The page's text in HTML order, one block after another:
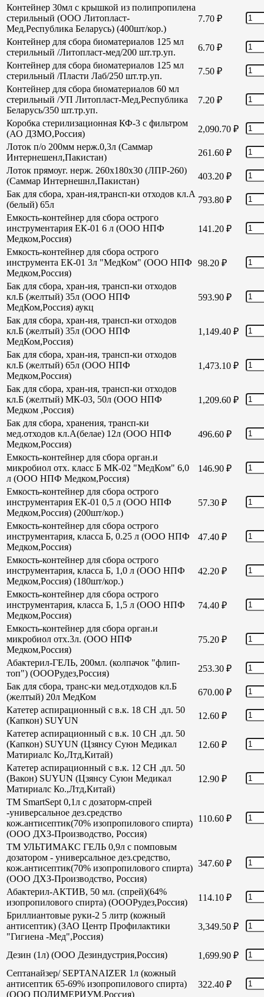
Контейнер 30мл с крышкой из полипропилена
стерильный (ООО Литопласт-
Мед,Республика Беларусь) (400шт/кор.)
7.70 ₽
Контейнер для сбора биоматериалов 125 мл
стерильный /Литопласт-мед/200 шт.тр.уп.
6.70 ₽
Контейнер для сбора биоматериалов 125 мл
стерильный /Пласти Лаб/250 шт.тр.уп.
7.50 ₽
Контейнер для сбора биоматериалов 60 мл
стерильный /УП Литопласт-Мед,Республика
Беларусь/350 шт.тр.уп.
7.20 ₽
Коробка стерилизационная КФ-3 с фильтром
(АО ДЗМО,Россия)
2,090.70 ₽
Лоток п/о 200мм нерж.0,3л (Саммар
Интернешенл,Пакистан)
261.60 ₽
Лоток прямоуг. нерж. 260х180х30 (ЛПР-260)
(Саммар Интернешнл,Пакистан)
403.20 ₽
Бак для сбора, хран-ия,трансп-ки отходов кл.А
(белый) 65л
793.80 ₽
Емкость-контейнер для сбора острого
инструментария ЕК-01 6 л (ООО НПФ
Медком,Россия)
141.20 ₽
Емкость-контейнер для сбора острого
инструмента ЕК-01 3л "МедКом" (ООО НПФ
Медком,Россия)
98.20 ₽
Бак для сбора, хран-ия, трансп-ки отходов
кл.Б (желтый) 35л (ООО НПФ
МедКом,Россия) аукц
593.90 ₽
Бак для сбора, хран-ия, трансп-ки отходов
кл.Б (желтый) 35л (ООО НПФ
МедКом,Россия)
1,149.40 ₽
Бак для сбора, хран-ия, трансп-ки отходов
кл.Б (желтый) 65л (ООО НПФ
Медком,Россия)
1,473.10 ₽
Бак для сбора, хран-ия, трансп-ки отходов
кл.Б (желтый) МК-03, 50л (ООО НПФ
Медком ,Россия)
1,209.60 ₽
Бак для сбора, хранения, трансп-ки
мед.отходов кл.А(белае) 12л (ООО НПФ
Медком,Россия)
496.60 ₽
Емкость-контейнер для сбора орган.и
микробиол отх. класс Б МК-02 "МедКом" 6,0
л (ООО НПФ Медком,Россия)
146.90 ₽
Емкость-контейнер для сбора острого
инструментария ЕК-01 0,5 л (ООО НПФ
Медком,Россия) (200шт/кор.)
57.30 ₽
Емкость-контейнер для сбора острого
инструментария, класса Б, 0.25 л (ООО НПФ
Медком,Россия)
47.40 ₽
Емкость-контейнер для сбора острого
инструментария, класса Б, 1,0 л (ООО НПФ
Медком,Россия) (180шт/кор.)
42.20 ₽
Емкость-контейнер для сбора острого
инструментария, класса Б, 1,5 л (ООО НПФ
Медком,Россия)
74.40 ₽
Емкость-контейнер для сбора орган.и
микробиол отх.3л. (ООО НПФ
Медком,Россия)
75.20 ₽
Абактерил-ГЕЛЬ, 200мл. (колпачок "флип-
топ") (ОООРудез,Россия)
253.30 ₽
Бак для сбора, транс-ки мед.отдходов кл.Б
(желтый) 20л МедКом
670.00 ₽
Катетер аспирационный с в.к. 18 СН .дл. 50
(Капкон) SUYUN
12.60 ₽
Катетер аспирационный с в.к. 10 СН .дл. 50
(Капкон) SUYUN (Цзянсу Суюн Медикал
Матириалс Ко,Лтд,Китай)
12.60 ₽
Катетер аспирационный с в.к. 12 СН .дл. 50
(Вакон) SUYUN (Цзянсу Суюн Медикал
Матириалс Ко.,Лтд,Китай)
12.90 ₽
TM SmartSept 0,1л с дозаторм-спрей
-универсальное дез.средство
кож.антисептик(70% изопропилового спирта)
(ООО ДХЗ-Производство, Россия)
110.60 ₽
TM УЛЬТИМАКС ГЕЛЬ 0,9л с помповым
дозатором - универсальное дез.средство,
кож.антисептик(70% изопропилового спирта)
(ООО ДХЗ-Производство, Россия)
347.60 ₽
Абактерил-АКТИВ, 50 мл. (спрей)(64%
изопропилового спирта) (ОООРудез,Россия)
114.10 ₽
Бриллиантовые руки-2 5 литр (кожный
антисептик) (ЗАО Центр Профилактики
"Гигиена -Мед",Россия)
3,349.50 ₽
Дезин (1л) (ООО Дезиндустрия,Россия) 1,699.90 ₽
Септанайзер/ SEPTANAIZER 1л (кожный
антисептик 65-69% изопропилового спирта)
(ООО ПОЛИМЕРИУМ,Россия)
322.40 ₽